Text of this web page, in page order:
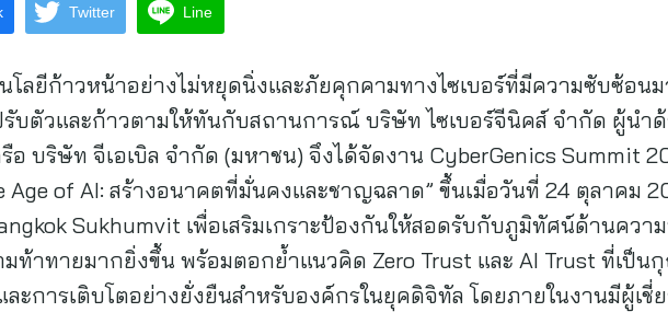
Twitter Line
โลยีก้าวหน้าอย่างไม่หยุดนิ่งและภัยคุกคามทางไซเบอร์ที่มีความซับซ้อน
บตัวและก้าวตามให้ทันกับสถานการณ์ บริษัท ไซเบอร์จีนิคส์ จำกัด ผู้นำ
รือ บริษัท จีเอเบิล จำกัด (มหาชน) จึงได้จัดงาน CyberGenics Summit
Age of AI: สร้างอนาคตที่มั่นคงและชาญฉลาด” ขึ้นเมื่อวันที่ 24 ตุลาคม
Sukhumvit เพื่อเสริมเกราะป้องกันให้สอดรับกับภูมิทัศน์ด้านควา
ท้าทายมากยิ่งขึ้น พร้อมตอกย้ำแนวคิด Zero Trust และ AI Trust ที่เป็
ะการเติบโตอย่างยั่งยืนสำหรับองค์กรในยุคดิจิทัล โดยภายในงานมีผู้เชี่